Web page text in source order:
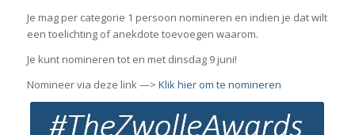
Je mag per categorie 1 persoon nomineren en indien je dat wilt
een toelichting of anekdote toevoegen waarom.
Je kunt nomineren tot en met dinsdag 9 juni!
Nomineer via deze link —> Klik hier om te nomineren